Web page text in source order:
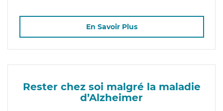
En Savoir Plus
Rester chez soi malgré la maladie
d’Alzheimer